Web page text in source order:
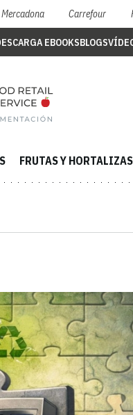
Mercadona Carrefour
EBOOKSBLOGS
FRUTAS Y HORTALIZAS